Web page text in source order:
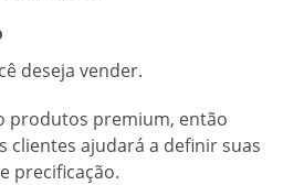
deseja vender.
produtos premium, então
clientes ajudará a definir suas
precificação.